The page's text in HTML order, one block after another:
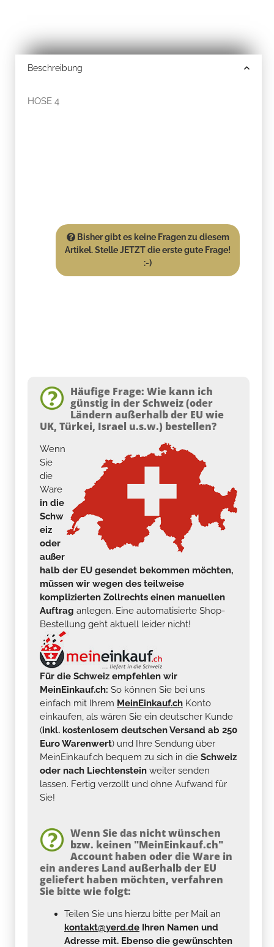
Beschreibung
HOSE 4
Bisher gibt es keine Fragen zu diesem
Artikel. Stelle JETZT die erste gute Frage!
:-)
Häufige Frage: Wie kann ich
günstig in der Schweiz (oder
Ländern außerhalb der EU wie
UK, Türkei, Israel u.s.w.) bestellen?
Wenn
Sie
die
Ware
in die
Schw
eiz
oder
außer
halb der EU gesendet bekommen möchten,
müssen wir wegen des teilweise
komplizierten Zollrechts einen manuellen
Auftrag anlegen. Eine automatisierte Shop-
Bestellung geht aktuell leider nicht!
Für die Schweiz empfehlen wir
MeinEinkauf.ch: So können Sie bei uns
einfach mit Ihrem MeinEinkauf.ch Konto
einkaufen, als wären Sie ein deutscher Kunde
(inkl. kostenlosem deutschen Versand ab 250
Euro Warenwert) und Ihre Sendung über
MeinEinkauf.ch bequem zu sich in die Schweiz
oder nach Liechtenstein weiter senden
lassen. Fertig verzollt und ohne Aufwand für
Sie!
Wenn Sie das nicht wünschen
bzw. keinen "MeinEinkauf.ch"
Account haben oder die Ware in
ein anderes Land außerhalb der EU
geliefert haben möchten, verfahren
Sie bitte wie folgt:
Teilen Sie uns hierzu bitte per Mail an
kontakt@yerd.de Ihren Namen und
Adresse mit. Ebenso die gewünschten